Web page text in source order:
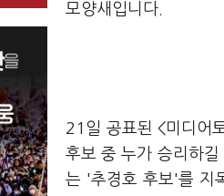
모양새입니다.
21일 공표된 <미디어
후보 중 누가 승리하
는 '추경호 후보'를 지